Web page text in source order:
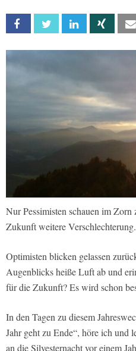
Facebook Twitter Linkedin Xing
Nur Pessimisten schauen im
Zukunft weitere Verschlechterung.
Optimisten blicken gelassen
Augenblicks heiße Luft ab und
für die Zukunft? Es wird schon
In den Tagen zu diesem
Jahr geht zu Ende“, höre ich und
an die Silvesternacht vor einem